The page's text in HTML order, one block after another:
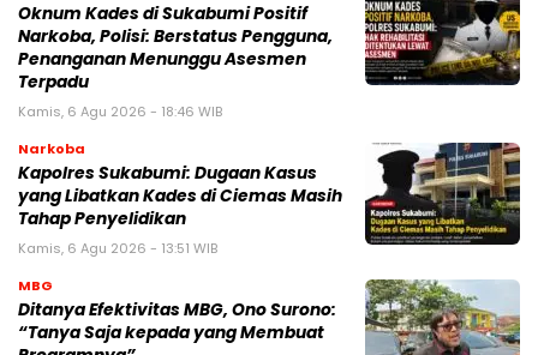
Oknum Kades di Sukabumi Positif
Narkoba, Polisi: Berstatus Pengguna,
Penanganan Menunggu Asesmen
Terpadu
Kamis, 6 Agu 2026 - 18:46 WIB
Narkoba
Kapolres Sukabumi: Dugaan Kasus
yang Libatkan Kades di Ciemas Masih
Tahap Penyelidikan
Kamis, 6 Agu 2026 - 13:51 WIB
MBG
‎Ditanya Efektivitas MBG, Ono Surono:
“Tanya Saja kepada yang Membuat